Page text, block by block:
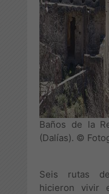
Baños de la
(Dalías). ©
Seis rutas
hicieron vivir